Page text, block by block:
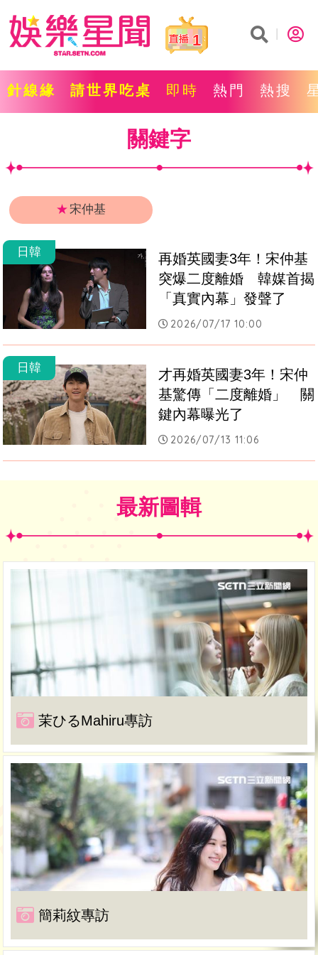
1
針線緣 請世界吃桌 即時 熱門 熱搜
關鍵字
★宋仲基
日韓
再婚英國妻3年！宋仲基
突爆二度離婚　韓媒首揭
「真實內幕」發聲了
2026/07/17 10:00
日韓
才再婚英國妻3年！宋仲
基驚傳「二度離婚」　關
鍵內幕曝光了
2026/07/13 11:06
最新圖輯
茉ひるMahiru專訪
簡莉紋專訪